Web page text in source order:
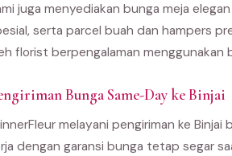
juga menyediakan bunga meja
serta parcel buah dan hampers
florist berpengalaman menggunakan
Bunga Same-Day ke Binjai
melayani pengiriman ke
dengan garansi bunga tetap segar